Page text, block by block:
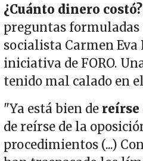
¿Cuánto dinero costó?
preguntas formuladas
socialista Carmen Eva
iniciativa de FORO.
tenido mal calado en
"Ya está bien dereírse
de reírse de la
procedimientos (...)